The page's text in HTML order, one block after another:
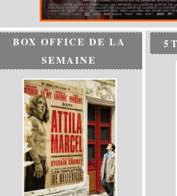
BOX OFFICE DE LA
SEMAINE
5